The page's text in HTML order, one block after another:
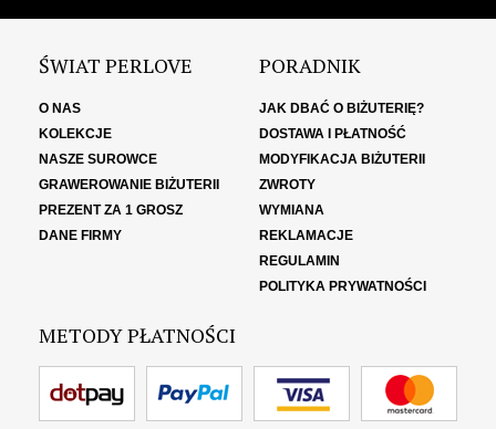
ŚWIAT PERLOVE
O NAS
KOLEKCJE
NASZE SUROWCE
GRAWEROWANIE BIŻUTERII
PREZENT ZA 1 GROSZ
DANE FIRMY
PORADNIK
JAK DBAĆ O BIŻUTERIĘ?
DOSTAWA I PŁATNOŚĆ
MODYFIKACJA BIŻUTERII
ZWROTY
WYMIANA
REKLAMACJE
REGULAMIN
POLITYKA PRYWATNOŚCI
METODY PŁATNOŚCI